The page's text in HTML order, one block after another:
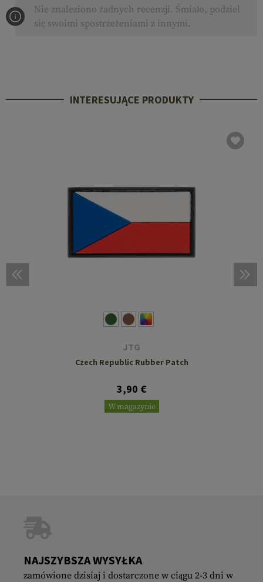
Nie znaleziono żadnych recenzji. Śmiało, podziel
się swoimi spostrzeżeniami z innymi.
INTERESUJĄCE PRODUKTY
JTG
Czech Republic Rubber Patch
3,90 €
W magazynie
NAJSZYBSZA WYSYŁKA
zamówione dzisiaj i dostarczone w ciągu 2-3 dni w